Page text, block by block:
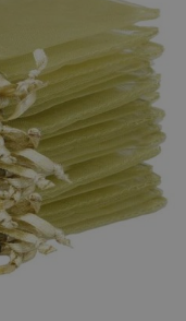
of speciale
in verbergen!